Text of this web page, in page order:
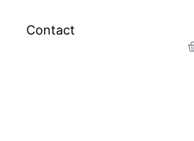
Contact